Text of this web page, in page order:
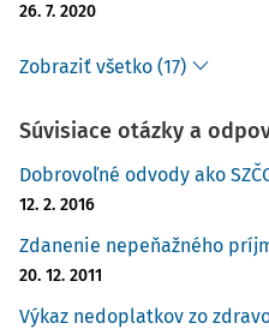
26. 7. 2020
Zobraziť všetko (17)
Súvisiace otázky a
Dobrovoľné odvody ako
12. 2. 2016
Zdanenie nepeňažného
20. 12. 2011
Výkaz nedoplatkov zo